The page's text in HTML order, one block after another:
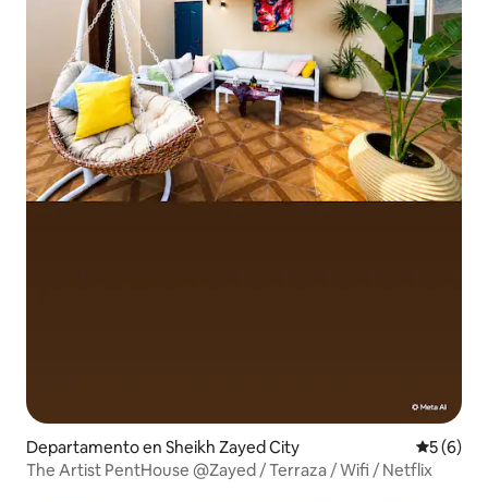
Departamento en Sheikh Zayed City
5 (6)
The Artist PentHouse @Zayed / Terraza / Wifi / Netflix